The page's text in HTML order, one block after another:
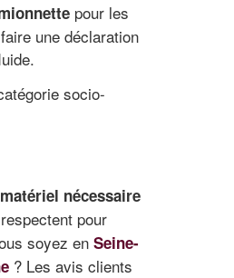
pour les
une déclaration
socio-
nécessaire
pour
soyez en Seine-
? Les avis clients